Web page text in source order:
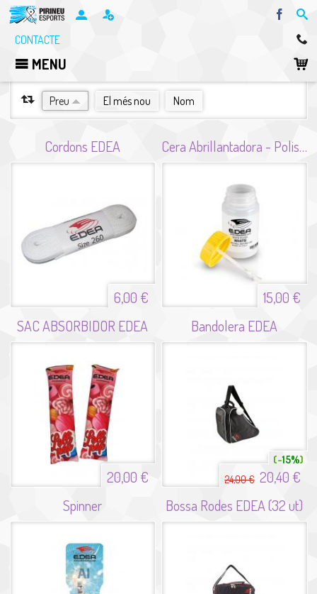
CONTACTE
MENU
ORDENA PER
Preu El més nou Nom
Cordons EDEA
6,00 €
Cera Abrillantadora - Polish Edea
15,00 €
SAC ABSORBIDOR EDEA
20,00 €
Bandolera EDEA
24,00 € 20,40 €
15%
Spinner Bossa Rodes EDEA (32 ut)